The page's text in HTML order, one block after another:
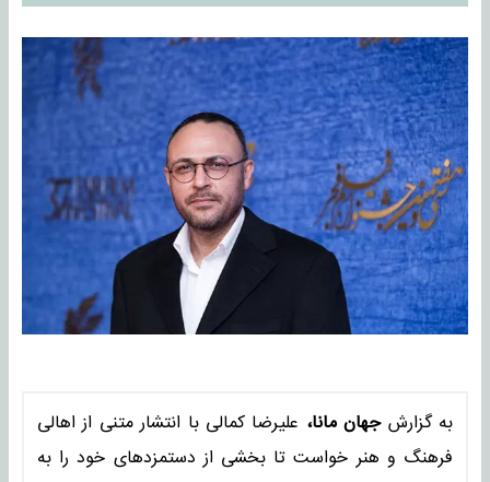
به گزارشجهان مانا، علیرضا کمالی با انتشار متنی از اهالی
فرهنگ و هنر خواست تا بخشی از دستمزدهای خود را به